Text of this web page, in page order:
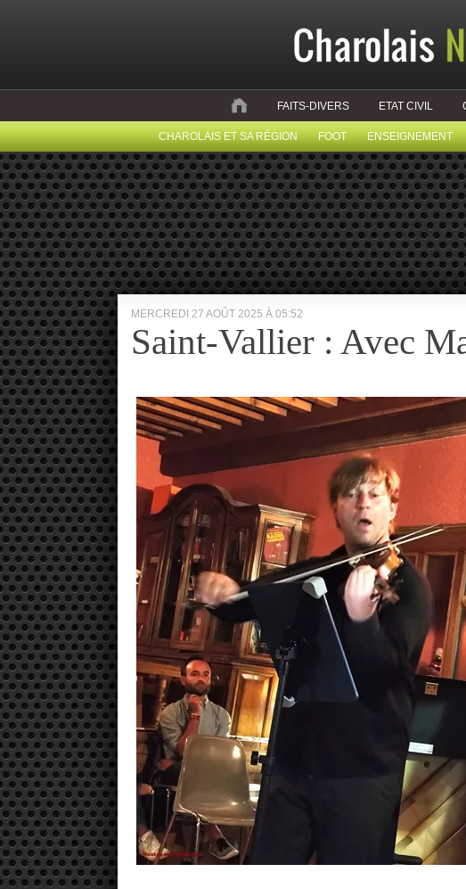
FAITS-DIVERS ETAT CIVIL
CHAROLAIS ET SA RÉGION FOOT ENSEIGNEMENT
MERCREDI 27 AOÛT 2025 À 05:52
Saint-Vallier : Avec